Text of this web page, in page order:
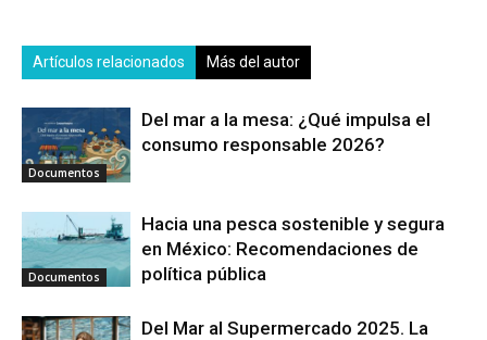
Artículos relacionados Más del autor
Documentos
Del mar a la mesa: ¿Qué impulsa el
consumo responsable 2026?
Documentos
Hacia una pesca sostenible y segura
en México: Recomendaciones de
política pública
Del Mar al Supermercado 2025. La